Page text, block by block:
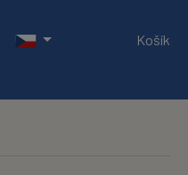
Košík